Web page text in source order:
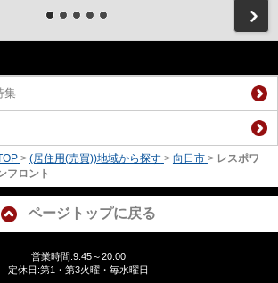
集
> (居住用(売買))地域から探す > 向日市 > レスポワ
フロント
ページトップに戻る
営業時間:9:45～20:00
定休日:第1・第3火曜・毎水曜日